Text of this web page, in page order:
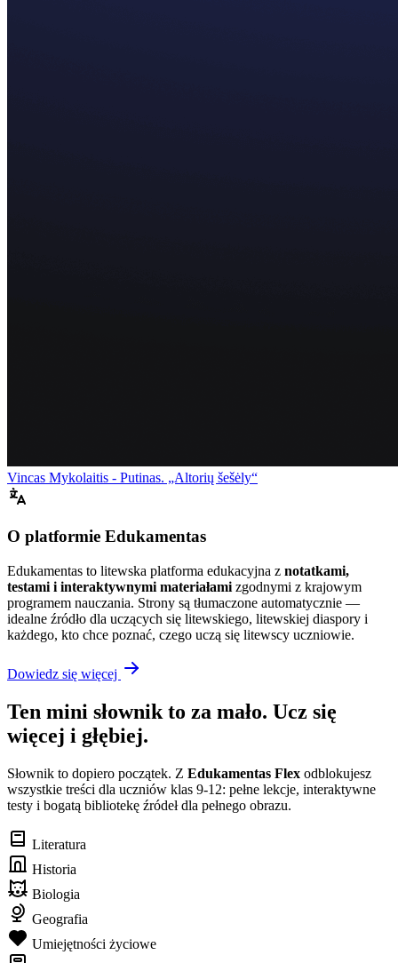
Vincas Mykolaitis - Putinas. „Altorių šešėly“
O platformie Edukamentas
Edukamentas to litewska platforma edukacyjna z notatkami,
testami i interaktywnymi materiałami zgodnymi z krajowym
programem nauczania. Strony są tłumaczone automatycznie —
idealne źródło dla uczących się litewskiego, litewskiej diaspory i
każdego, kto chce poznać, czego uczą się litewscy uczniowie.
Dowiedz się więcej
Ten mini słownik to za mało. Ucz się
więcej i głębiej.
Słownik to dopiero początek. Z Edukamentas Flex odblokujesz
wszystkie treści dla uczniów klas 9-12: pełne lekcje, interaktywne
testy i bogatą bibliotekę źródeł dla pełnego obrazu.
Literatura
Historia
Biologia
Geografia
Umiejętności życiowe